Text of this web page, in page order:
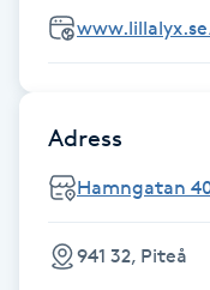
Laserbehandling
Adress
Hamngatan
941 32, Piteå